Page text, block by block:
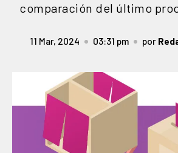
comparación del último
11 Mar, 2024 03:31 pm por